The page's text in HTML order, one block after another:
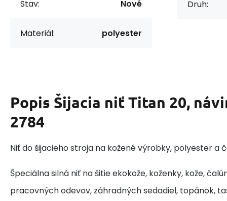
Stav: Nové
Materiál: polyester
Druh:
Popis Šijacia niť Titan 20,
2784
Niť do šijacieho stroja na kožené výrobky, polyester a
Špeciálna silná niť na šitie ekokože, koženky, kože,
pracovných odevov, záhradných sedadiel, topánok,